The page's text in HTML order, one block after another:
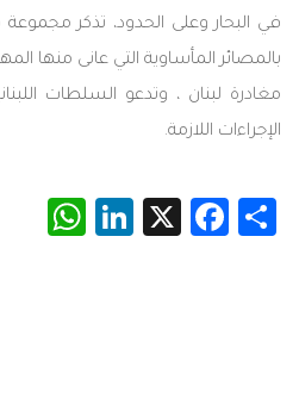
في البحار وعلى الحدود، تذكر
بالمصائر المأساوية التي عانى منها
مغادرة لبنان ، وتدعو السلطات
الإجراءات اللازمة.
Share
Facebook
X